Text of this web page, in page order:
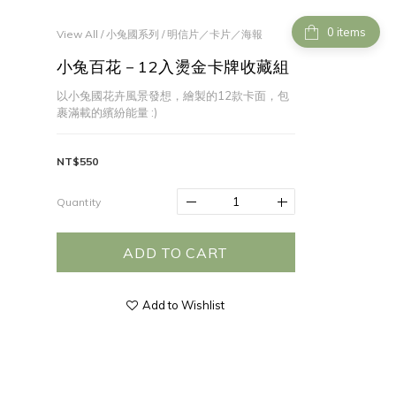
items
View All /小兔國系列 / 明信片／卡片／海報
小兔百花－12入燙金卡牌收藏組
以小兔國花卉風景發想，繪製的12款卡面，包
裹滿載的繽紛能量 :)
NT$550
Quantity
ADD TO CART
Add to Wishlist